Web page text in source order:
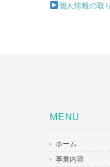
個人情報の取
MENU
ホーム
事業内容